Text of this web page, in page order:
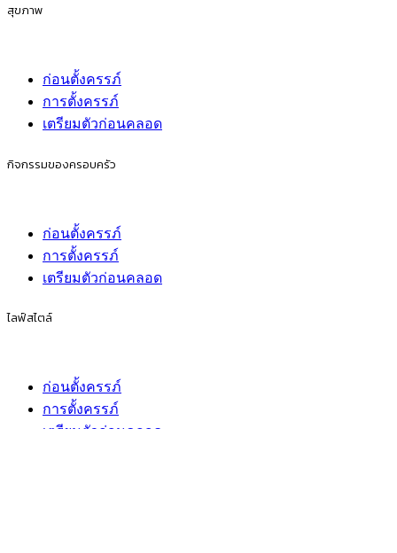
สุขภาพ
ก่อนตั้งครรภ์
การตั้งครรภ์
เตรียมตัวก่อนคลอด
กิจกรรมของครอบครัว
ก่อนตั้งครรภ์
การตั้งครรภ์
เตรียมตัวก่อนคลอด
ไลฟ์สไตล์
ก่อนตั้งครรภ์
การตั้งครรภ์
เตรียมตัวก่อนคลอด